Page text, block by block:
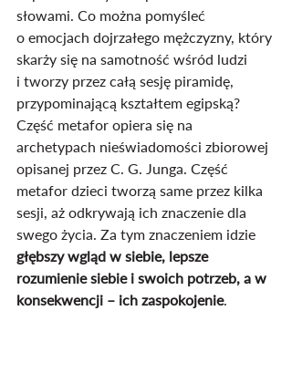
słowami. Co można pomyśleć
o emocjach dojrzałego mężczyzny, który
skarży się na samotność wśród ludzi
i tworzy przez całą sesję piramidę,
przypominającą kształtem egipską?
Część metafor opiera się na
archetypach nieświadomości zbiorowej
opisanej przez C. G. Junga. Część
metafor dzieci tworzą same przez kilka
sesji, aż odkrywają ich znaczenie dla
swego życia. Za tym znaczeniem idzie
głębszy wgląd w siebie, lepsze
rozumienie siebie i swoich potrzeb, a w
konsekwencji – ich zaspokojenie.